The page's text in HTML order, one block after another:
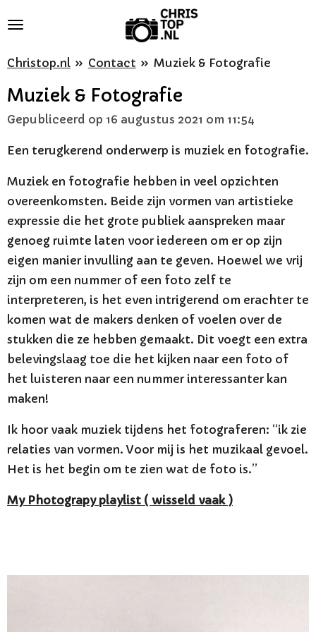
naar
hoofdinhoud
Christop.nl » Contact » Muziek & Fotografie
Muziek & Fotografie
Gepubliceerd op 16 augustus 2021 om 11:54
Een terugkerend onderwerp is muziek en fotografie.
Muziek en fotografie hebben in veel opzichten
overeenkomsten. Beide zijn vormen van artistieke
expressie die het grote publiek aanspreken maar
genoeg ruimte laten voor iedereen om er op zijn
eigen manier invulling aan te geven. Hoewel we vrij
zijn om een ​​nummer of een foto zelf te
interpreteren, is het even intrigerend om erachter te
komen wat de makers denken of voelen over de
stukken die ze hebben gemaakt. Dit voegt een extra
belevingslaag toe die het kijken naar een foto of
het luisteren naar een nummer interessanter kan
maken!
Ik hoor vaak muziek tijdens het fotograferen: “ik zie
relaties van vormen. Voor mij is het muzikaal gevoel.
Het is het begin om te zien wat de foto is.”
My Photograpy playlist ( wisseld vaak )